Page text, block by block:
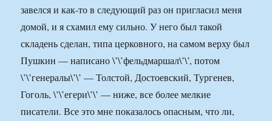
завелся и как-то в следующий раз он пригласил меня
домой, и я схамил ему сильно. У него был такой
складень сделан, типа церковного, на самом верху был
Пушкин — написано \’\’фельдмаршал\’\’, потом
\’\’генералы\’\’ — Толстой, Достоевский, Тургенев,
Гоголь, \’\’егери\’\’ — ниже, все более мелкие
писатели. Все это мне показалось опасным, что ли,